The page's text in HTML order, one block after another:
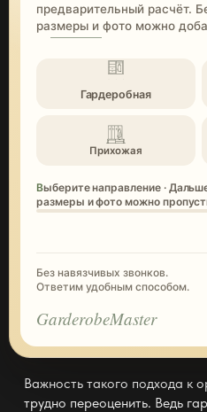
предварительный расчёт.
размеры и фото можно
Гардеробная
Прихожая
Выберите направление · Дальше 5 коротких вопросов ·
размеры и фото можно
Без навязчивых звонков.
Ответим удобным способом.
GarderobeMaster
Важность такого подхода к
трудно переоценить. Ведь